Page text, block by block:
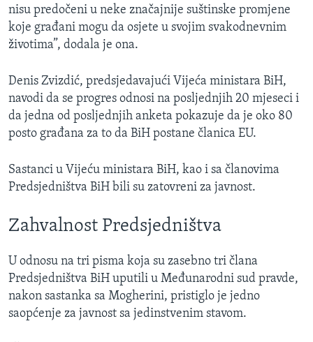
nisu predočeni u neke značajnije suštinske promjene
koje građani mogu da osjete u svojim svakodnevnim
životima”, dodala je ona.
Denis Zvizdić, predsjedavajući Vijeća ministara BiH,
navodi da se progres odnosi na posljednjih 20 mjeseci i
da jedna od posljednjih anketa pokazuje da je oko 80
posto građana za to da BiH postane članica EU.
Sastanci u Vijeću ministara BiH, kao i sa članovima
Predsjedništva BiH bili su zatovreni za javnost.
Zahvalnost Predsjedništva
U odnosu na tri pisma koja su zasebno tri člana
Predsjedništva BiH uputili u Međunarodni sud pravde,
nakon sastanka sa Mogherini, pristiglo je jedno
saopćenje za javnost sa jedinstvenim stavom.